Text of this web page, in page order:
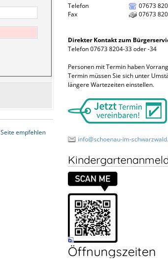
Seite empfehlen
Telefon
07673
Fax
07673
Direkter Kontakt zum
Telefon 07673 8204-33 oder -34
Personen mit Termin haben
Termin müssen Sie sich unter
längere Wartezeiten einstellen.
info@schoenau-im-
Öffnungszeiten